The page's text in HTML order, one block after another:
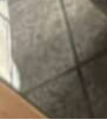
エンタメ
住まい